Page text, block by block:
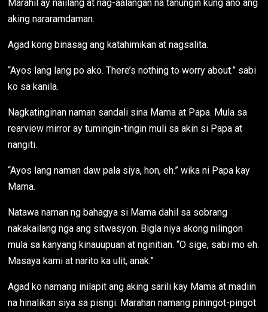
Marahil ay naiilang at nag-aalangan na tanungin kung ano ang
aking nararamdaman.
Agad kong binasag ang katahimikan at nagsalita.
“Ayos lang lang po ako. There’s nothing to worry about.” sabi
ko sa kanila.
Nagkatinginan naman sandali sina Mama at Papa. Mula sa
rearview mirror ay tumingin-tingin muli sa akin si Papa at
nangiti.
“Ayos lang naman daw pala siya, hon, eh.” wika ni Papa kay
Mama.
Natawa naman ng bahagya si Mama dahil sa sobrang
nakakailang nga ang sitwasyon. Bigla niya akong nilingon
mula sa kanyang kinauupuan at nginitian. “O sige, sabi mo eh.
Masaya kami at narito ka ulit, anak.”
Agad ko namang inilapit ang aking sarili kay Mama at madiin
na hinalikan siya sa pisngi. Marahan namang piningot-pingot